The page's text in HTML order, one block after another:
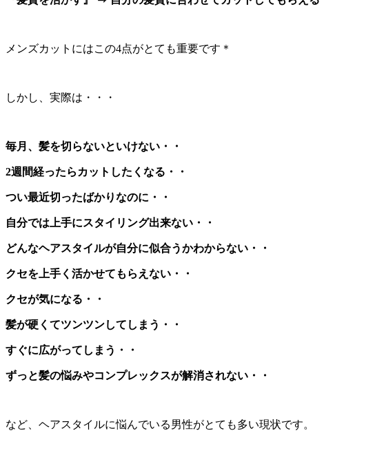
メンズカットにはこの4点がとても重要です＊
しかし、実際は・・・
毎月、髪を切らないといけない・・
2週間経ったらカットしたくなる・・
つい最近切ったばかりなのに・・
自分では上手にスタイリング出来ない・・
どんなヘアスタイルが自分に似合うかわからない・・
クセを上手く活かせてもらえない・・
クセが気になる・・
髪が硬くてツンツンしてしまう・・
すぐに広がってしまう・・
ずっと髪の悩みやコンプレックスが解消されない・・
など、ヘアスタイルに悩んでいる男性がとても多い現状です。